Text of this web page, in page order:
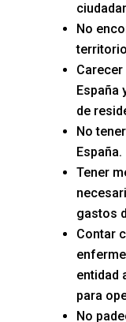
No
España
de
No
España.
Tener
gastos
Contar
entidad
para
No